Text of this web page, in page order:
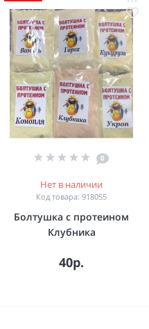
0
Нет в наличии
Код товара: 918055
Болтушка с протеином
Клубника
40р.